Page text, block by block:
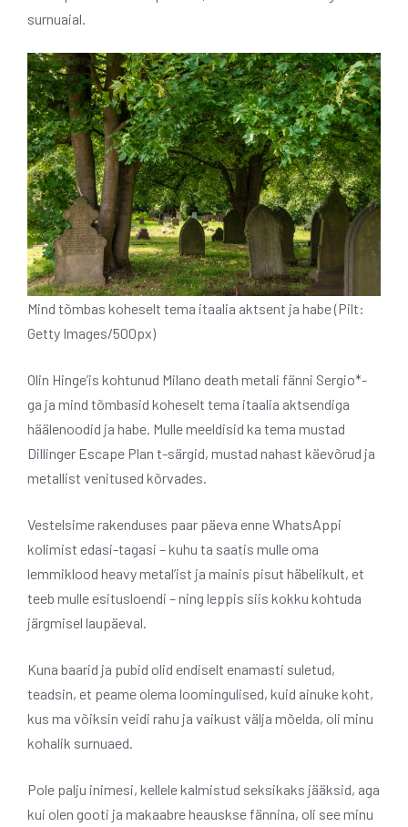
surnuaial.
Mind tõmbas koheselt tema itaalia aktsent ja habe (Pilt:
Getty Images/500px)
Olin Hinge’is kohtunud Milano death metali fänni Sergio*-
ga ja mind tõmbasid koheselt tema itaalia aktsendiga
häälenoodid ja habe. Mulle meeldisid ka tema mustad
Dillinger Escape Plan t-särgid, mustad nahast käevõrud ja
metallist venitused kõrvades.
Vestelsime rakenduses paar päeva enne WhatsAppi
kolimist edasi-tagasi – kuhu ta saatis mulle oma
lemmiklood heavy metal’ist ja mainis pisut häbelikult, et
teeb mulle esitusloendi – ning leppis siis kokku kohtuda
järgmisel laupäeval.
Kuna baarid ja pubid olid endiselt enamasti suletud,
teadsin, et peame olema loomingulised, kuid ainuke koht,
kus ma võiksin veidi rahu ja vaikust välja mõelda, oli minu
kohalik surnuaed.
Pole palju inimesi, kellele kalmistud seksikaks jääksid, aga
kui olen gooti ja makaabre heauskse fännina, oli see minu